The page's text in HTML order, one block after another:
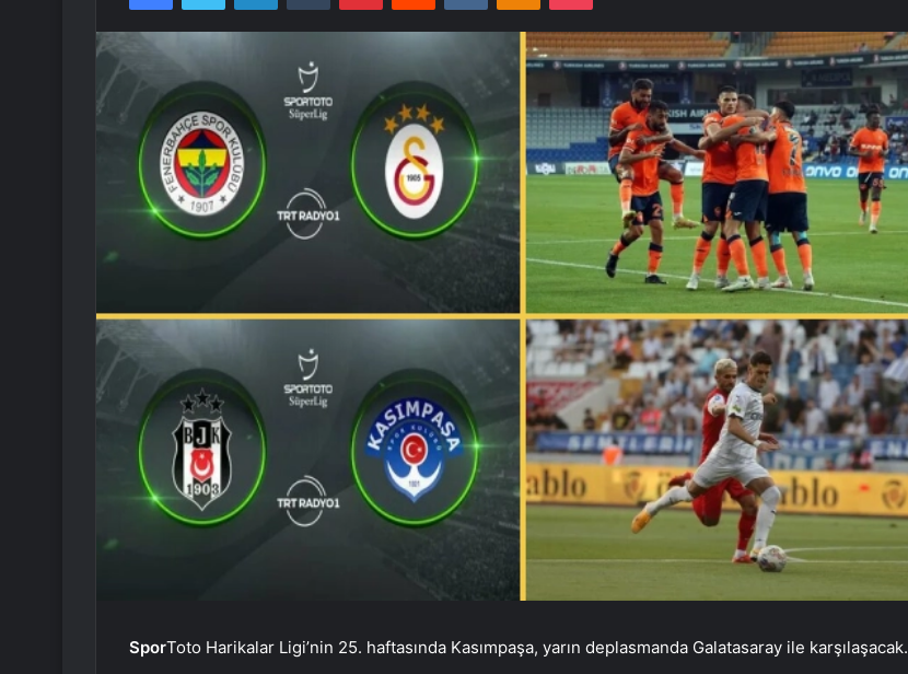
SporToto Harikalar Ligi’nin 25. haftasında Kasımpaşa, yarın deplasmanda Galatasaray ile karşılaşacak.